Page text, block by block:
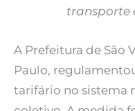
transporte
A Prefeitura de São
Paulo,
tarifário no sistema